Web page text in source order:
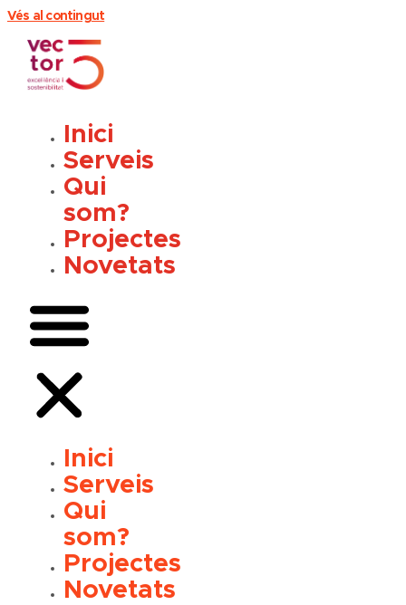
Vés al contingut
Inici
Serveis
Qui
som?
Projectes
Novetats
Inici
Serveis
Qui
som?
Projectes
Novetats